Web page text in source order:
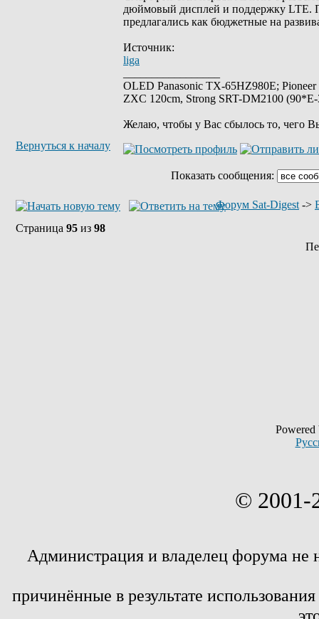
дюймовый дисплей и поддержку LTE.
предлагались как бюджетные на
Источник:
liga
OLED Panasonic TX-65HZ980E;
ZXC 120cm, Strong SRT-DM2100
Желаю, чтобы у Вас сбылось то, чего
Вернуться к началу
Показать сообщения:
Форум Sat-Digest ->
Страница 95 из 98
© 2001-
Администрация и владелец форума не
причинённые в результате